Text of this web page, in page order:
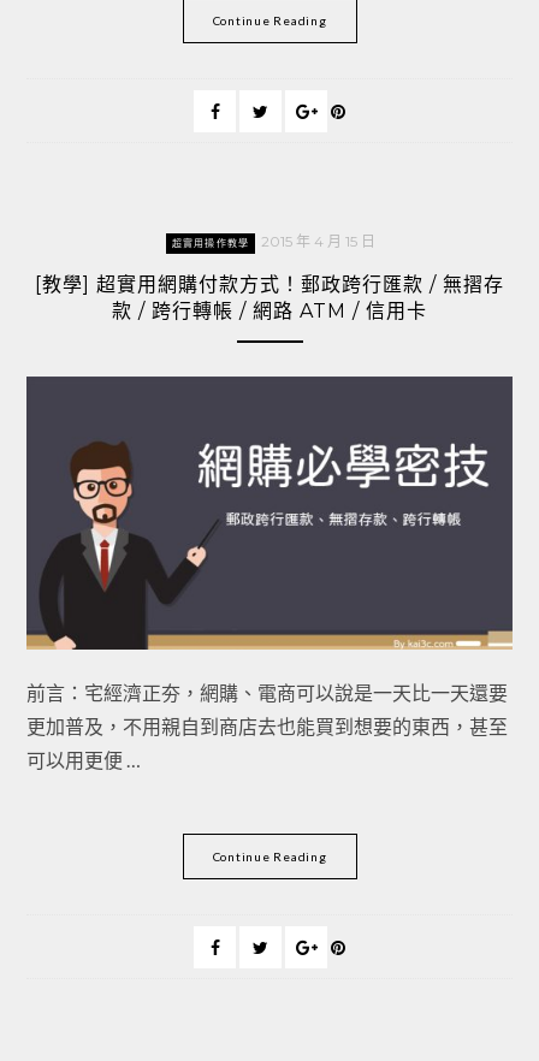
Continue Reading
超實用操作教學 2015 年 4 月 15 日
[教學] 超實用網購付款方式！郵政跨行匯款 / 無摺存
款 / 跨行轉帳 / 網路 ATM / 信用卡
前言：宅經濟正夯，網購、電商可以說是一天比一天還要
更加普及，不用親自到商店去也能買到想要的東西，甚至
可以用更便 …
Continue Reading